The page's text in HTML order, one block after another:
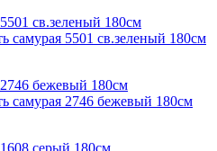
самурая 5501 св.зеленый 180см
самурая 2746 бежевый 180см